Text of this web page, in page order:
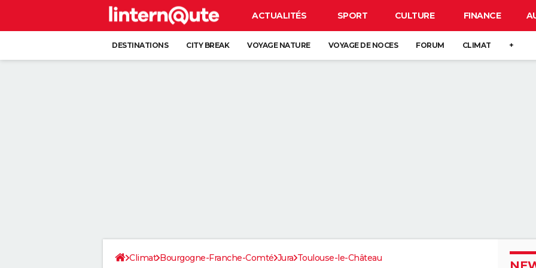
ACTUALITÉS SPORT CULTURE FINANCE
DESTINATIONS CITY BREAK VOYAGE NATURE VOYAGE DE NOCES FORUM CLIMAT +
Climat Bourgogne-Franche-Comté Jura Toulouse-le-Château